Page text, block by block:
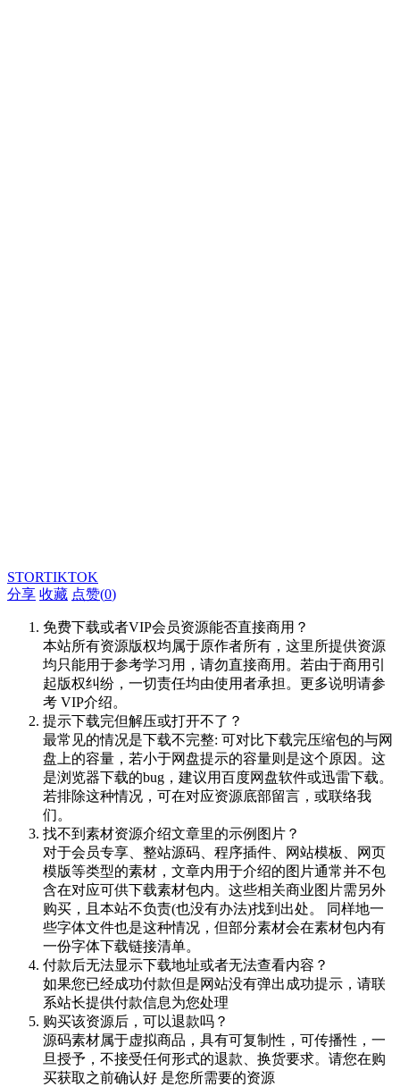
STORTIKTOK
分享 收藏 点赞(0)
免费下载或者VIP会员资源能否直接商用？
本站所有资源版权均属于原作者所有，这里所提供资源
均只能用于参考学习用，请勿直接商用。若由于商用引
起版权纠纷，一切责任均由使用者承担。更多说明请参
考 VIP介绍。
提示下载完但解压或打开不了？
最常见的情况是下载不完整: 可对比下载完压缩包的与网
盘上的容量，若小于网盘提示的容量则是这个原因。这
是浏览器下载的bug，建议用百度网盘软件或迅雷下载。
若排除这种情况，可在对应资源底部留言，或联络我
们。
找不到素材资源介绍文章里的示例图片？
对于会员专享、整站源码、程序插件、网站模板、网页
模版等类型的素材，文章内用于介绍的图片通常并不包
含在对应可供下载素材包内。这些相关商业图片需另外
购买，且本站不负责(也没有办法)找到出处。 同样地一
些字体文件也是这种情况，但部分素材会在素材包内有
一份字体下载链接清单。
付款后无法显示下载地址或者无法查看内容？
如果您已经成功付款但是网站没有弹出成功提示，请联
系站长提供付款信息为您处理
购买该资源后，可以退款吗？
源码素材属于虚拟商品，具有可复制性，可传播性，一
旦授予，不接受任何形式的退款、换货要求。请您在购
买获取之前确认好 是您所需要的资源